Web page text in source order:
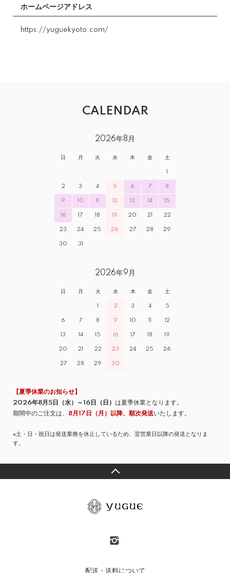
ホームページアドレス
https://yuguekyoto.com/
CALENDAR
2026年8月
日 月 火 水 木 金 土
1
2 3 4 5 6 7 8
9 10 11 12 13 14 15
16 17 18 19 20 21 22
23 24 25 26 27 28 29
30 31
2026年9月
日 月 火 水 木 金 土
1 2 3 4 5
6 7 8 9 10 11 12
13 14 15 16 17 18 19
20 21 22 23 24 25 26
27 28 29 30
【夏季休業のお知らせ】
2026年8月5日（水）～16日（日） は夏季休業となります。
期間中のご注文は、 8月17日（月）以降、順次発送いたします。
※土・日・祝日は発送業務を休止しているため、翌営業日以降の発送となりま
す。
配送・送料について